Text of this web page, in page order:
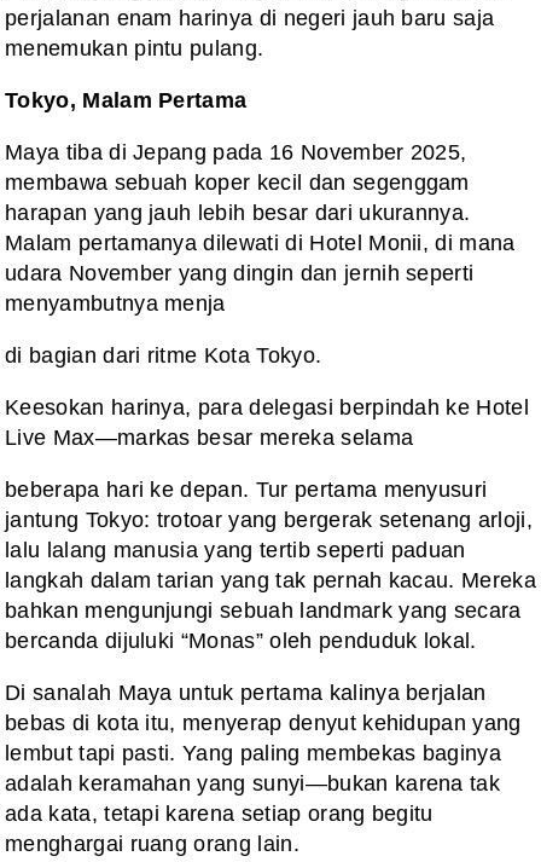
perjalanan enam harinya di negeri jauh baru saja
menemukan pintu pulang.
Tokyo, Malam Pertama
Maya tiba di Jepang pada 16 November 2025,
membawa sebuah koper kecil dan segenggam
harapan yang jauh lebih besar dari ukurannya.
Malam pertamanya dilewati di Hotel Monii, di mana
udara November yang dingin dan jernih seperti
menyambutnya menja
di bagian dari ritme Kota Tokyo.
Keesokan harinya, para delegasi berpindah ke Hotel
Live Max—markas besar mereka selama
beberapa hari ke depan. Tur pertama menyusuri
jantung Tokyo: trotoar yang bergerak setenang arloji,
lalu lalang manusia yang tertib seperti paduan
langkah dalam tarian yang tak pernah kacau. Mereka
bahkan mengunjungi sebuah landmark yang secara
bercanda dijuluki “Monas” oleh penduduk lokal.
Di sanalah Maya untuk pertama kalinya berjalan
bebas di kota itu, menyerap denyut kehidupan yang
lembut tapi pasti. Yang paling membekas baginya
adalah keramahan yang sunyi—bukan karena tak
ada kata, tetapi karena setiap orang begitu
menghargai ruang orang lain.